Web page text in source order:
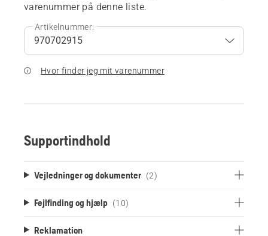
varenummer på denne liste.
Artikelnummer:
Hvor finder jeg mit varenummer
Supportindhold
Vejledninger og dokumenter (2)
Fejlfinding og hjælp (10)
Reklamation